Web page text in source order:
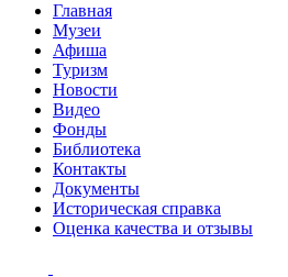
Главная
Музеи
Афиша
Туризм
Новости
Видео
Фонды
Библиотека
Контакты
Документы
Историческая справка
Оценка качества и отзывы